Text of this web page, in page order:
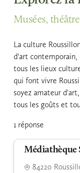
Musées,
La culture
d'art contemporain,
tous les lieux
qui font vivre
soyez amateur
tous les goûts et
1 réponse
Médiathèque
84220